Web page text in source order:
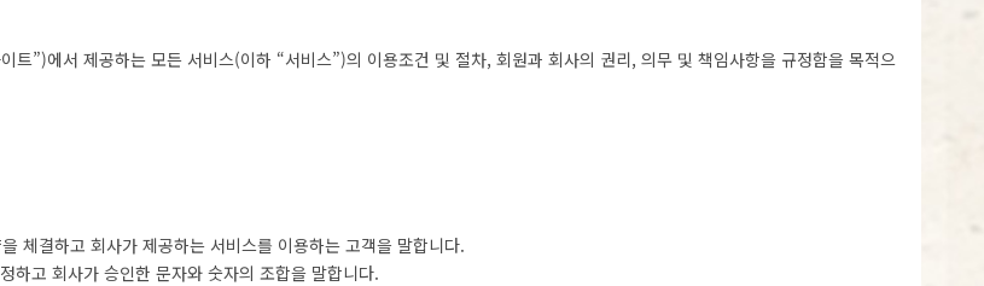
트”)에서 제공하는 모든 서비스(이하 “서비스”)의 이용조건 및 절차, 회원과 회사의 권리, 의무 및 책임사항을 규정함을 목적으
체결하고 회사가 제공하는 서비스를 이용하는 고객을 말합니다.
하고 회사가 승인한 문자와 숫자의 조합을 말합니다.